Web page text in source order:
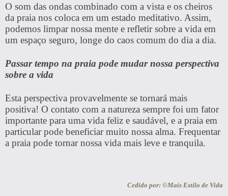
O som das ondas combinado com a vista e os cheiros
da praia nos coloca em um estado meditativo. Assim,
podemos limpar nossa mente e refletir sobre a vida em
um espaço seguro, longe do caos comum do dia a dia.
Passar tempo na praia pode mudar nossa perspectiva
sobre a vida
Esta perspectiva provavelmente se tornará mais
positiva! O contato com a natureza sempre foi um fator
importante para uma vida feliz e saudável, e a praia em
particular pode beneficiar muito nossa alma. Frequentar
a praia pode tornar nossa vida mais leve e tranquila.
Cedido por: ©Mais Estilo de Vida